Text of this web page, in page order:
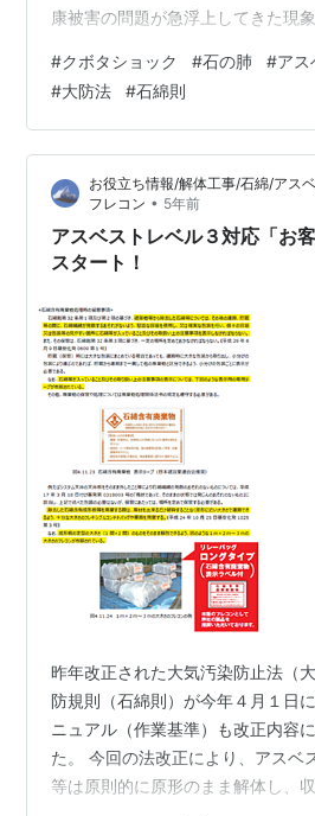
康被害の問題が急浮上してきた現
が出されます。 今年は１８年目に
によると、例年この時期にまとめ
累計は、今年４０８人となり、こ
のこと。 石綿は、吸い込んでから
の潜伏期間があり「静かな時限爆
すので、被害者は今後も増えると
#クボタショック #石の肺 #アス
#大防法 #石綿則
お役立ち情報/解体工事/石綿/アス
フレコン • 5年前
アスベストレベル３対応「お
スタート！
昨年改正された大気汚染防止法（
防規則（石綿則）が今年４月１日
ニュアル（作業基準）も改正内容
た。 今回の法改正により、アスベ
等は原則的に原形のまま解体し、